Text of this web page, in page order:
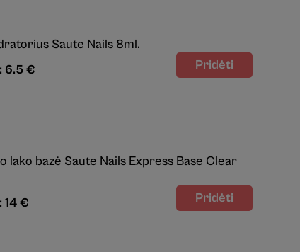
Saute Nails 8ml.
6.5 €
lako bazė Saute Nails Express Base Clear
14 €